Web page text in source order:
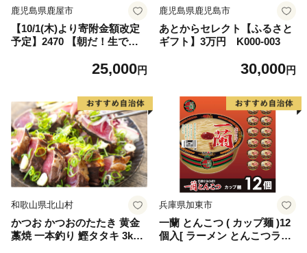
鹿児島県鹿屋市
【10/1(木)より寄附金額改定
予定】2470 【朝だ！生です
産 うなぎ蒲焼き 2尾 きざみ2
25,000円
鹿児島県鹿児島市
あとからセレクト【ふるさと
ギフト】3万円 K000-003
30,000円
和歌山県北山村
かつお かつおのたたき 黄金
藁焼 一本釣り 鰹タタキ 3kg
兵庫県加東市
一蘭 とんこつ ( カップ麺 )12
個入[ ラーメン とんこつラー